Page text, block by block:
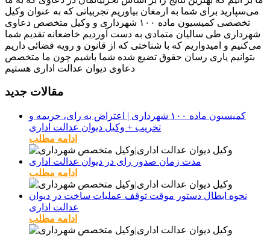
می‌سپارید برای شما به ارمغان بیاوریم تجربیاتی که به عنوان وکیل
تخصصی کمیسیون ماده ۱۰۰ شهرداری و وکیل متخصص دعاوی
شهرداری طی سالیان متمادی به دست آوردیم خاضعانه تقدیم شما
می‌کنیم و امیدواریم که با شناختی که از قانون و رویه قضائی داریم
بتوانیم یاری رسان حقوق تضیع شده شما باشیم چون ما متخصص
دعاوی دیوان عدالت اداری هستیم
مقالات جدید
کمیسیون ماده ۱۰۰ شهرداری | اعتراض به رای، جریمه و
تخریب + وکیل دیوان عدالت اداری
ادامه مطلب
مدت زمان صدور رای در دیوان عدالت اداری
ادامه مطلب
نحوه ابطال دستور موقت توقف عملیات ساخت در دیوان
عدالت اداری
ادامه مطلب